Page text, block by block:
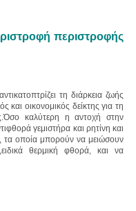
περιστροφής
τη διάρκεια ζωής
και οικονομικός δείκτης για τη
καλύτερη η αντοχή στην
γεμιστήρα και ρητίνη και
τα οποία μπορούν να μειώσουν
θερμική φθορά, και να